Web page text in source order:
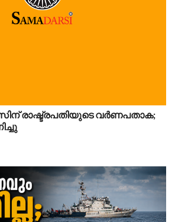
രാഷ്ട്രപതിയുടെ വർണപതാക;